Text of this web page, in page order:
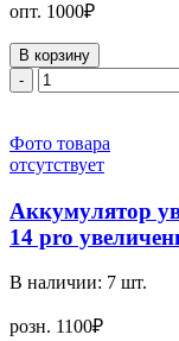
опт. 1000₽
В корзину
-
Фото товара
отсутствует
Аккумулятор
14 pro
В наличии: 7 шт.
розн. 1100₽